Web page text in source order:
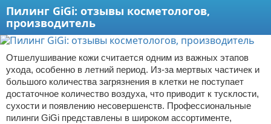
Пилинг GiGi: отзывы косметологов,
производитель
Отшелушивание кожи считается одним из важных этапов
ухода, особенно в летний период. Из-за мертвых частичек и
большого количества загрязнения в клетки не поступает
достаточное количество воздуха, что приводит к тусклости,
сухости и появлению несовершенств. Профессиональные
пилинги GiGi представлены в широком ассортименте,